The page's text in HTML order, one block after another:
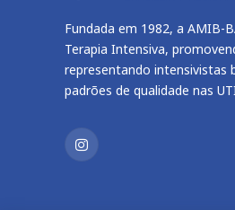
Fundada em 1982, a AMIB-
Terapia Intensiva,
representando intensivistas
padrões de qualidade nas
Instagram